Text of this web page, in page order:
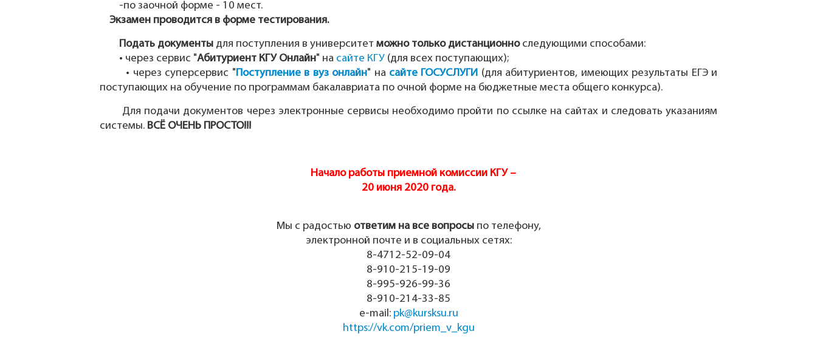
-по заочной форме - 10 мест.
Экзамен проводится в форме тестирования.
Подать документы для поступления в университет можно только дистанционноследующими способами:
• через сервис "Абитуриент КГУ Онлайн" на сайте КГУ (для всех поступающих);
• через суперсервис " Поступление в вуз онлайн" на сайте ГОСУСЛУГИ (для абитуриентов, имеющих результаты ЕГЭ и
поступающих на обучение по программам бакалавриата по очной форме на бюджетные места общего конкурса).
Для подачи документов через электронные сервисы необходимо пройти по ссылке на сайтах и следовать указаниям
системы. ВСЁ ОЧЕНЬ ПРОСТО!!!
Начало работы приемной комиссии КГУ –
20 июня 2020 года.
Мы с радостью ответим на все вопросы по телефону,
электронной почте и в социальных сетях:
8-4712-52-09-04
8-910-215-19-09
8-995-926-99-36
8-910-214-33-85
е-mail: pk@kursksu.ru
https://vk.com/priem_v_kgu